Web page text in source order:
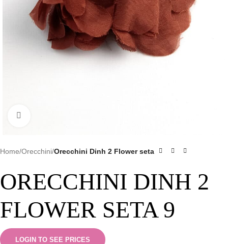
Home Orecchini Orecchini Dinh 2 Flower seta
ORECCHINI DINH 2
FLOWER SETA 9
LOGIN TO SEE PRICES